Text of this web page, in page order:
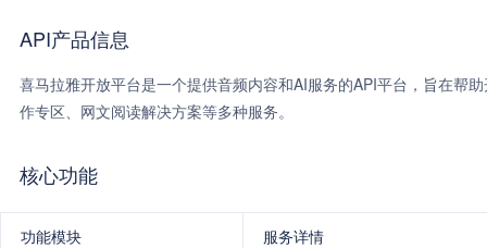
API产品信息
喜马拉雅开放平台是一个提供音频内容和AI服务的API平台，旨在帮
作专区、网文阅读解决方案等多种服务。
核心功能
功能模块 服务详情